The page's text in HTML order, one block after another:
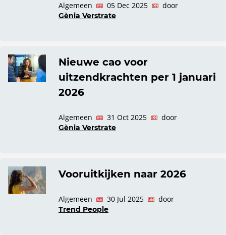
Algemeen 05 Dec 2025 door
Gènia Verstrate
Nieuwe cao voor
uitzendkrachten per 1 januari
2026
Algemeen 31 Oct 2025 door
Gènia Verstrate
Vooruitkijken naar 2026
Algemeen 30 Jul 2025 door
Trend People